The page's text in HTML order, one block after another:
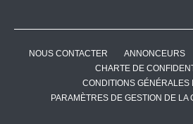
NOUS CONTACTER ANNONCEURS
CHARTE DE
CONDITIONS GÉNÉRALES
PARAMÈTRES DE GESTION DE LA